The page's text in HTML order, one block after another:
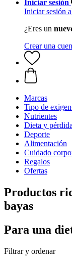
Iniciar sesión
Iniciar sesión
¿Eres un
Crear una
Marcas
Tipo de
Nutrientes
Dieta y
Deporte
Alimentación
Cuidado
Regalos
Ofertas
Productos
bayas
Para una
Filtrar y ordenar